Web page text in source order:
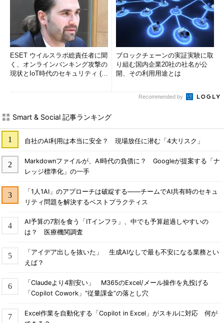
ESET ウイルスラボ総責任者に聞
く、オンラインバンキング攻撃の
現状とIoT時代のセキュリティ (1/
ブロックチェーンの実証実験に取
り組む国内企業20社の社名が公
開、その利用用途とは
Recommended by
Smart & Social 記事ランキング
自社のAI利用は本当に安全？ 現場放任に潜む「4大リスク」
Markdownファイルが、AI時代の負債に？ Googleが提案する「ナ
レッジ標準化」の一手
「1人1AI」のアプローチは破綻する――チームでAI共有時のセキュ
リティ問題を解決するベストプラクティス
AI予算の7割を食う「ITインフラ」、中でも予算超過しやすいの
は？ 医療機関調査
「アイデア出しを抜いた」 生成AIなしで最も不安になる業務とい
えば？
「Claudeより4割安い」 M365のExcel/メール操作を丸投げる
「Copilot Cowork」“従量課金”の落とし穴
Excel作業を自動化する「Copilot in Excel」がスキルに対応 何が